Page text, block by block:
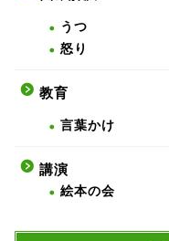
うつ
怒り
教育
言葉かけ
講演
絵本の会